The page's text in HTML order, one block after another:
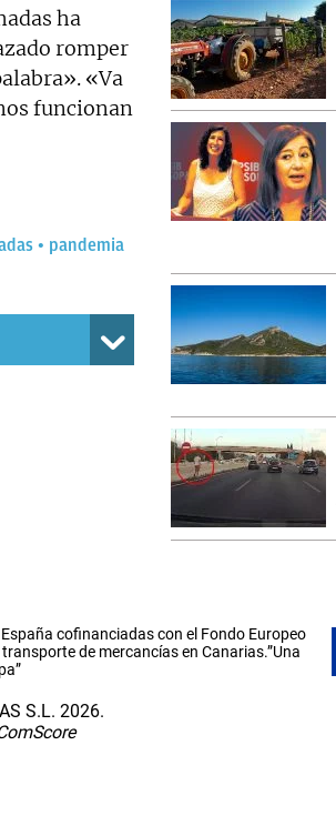
ha
romper
«Va
funcionan
pandemia
cofinanciadas con el Fondo Europeo
de mercancías en Canarias.”Una
S.L. 2026.